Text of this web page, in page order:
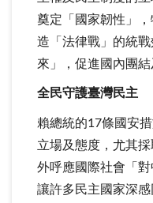
奠定「國家韌性」
造「法律戰」的統
來」，促進國內團結
全民守護臺灣民主
賴總統的17條國安
立場及態度，尤其
外呼應國際社會「
讓許多民主國家深